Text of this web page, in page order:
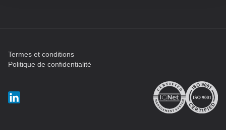
Termes et conditions
Politique de confidentialité